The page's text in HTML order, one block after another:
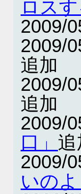
ロス
2009/
2009/
追加
2009/
追加
2009/
口」 追
2009/
いのよ